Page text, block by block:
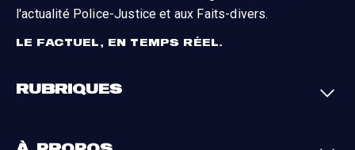
l'actualité Police-Justice et aux Faits-divers.
LE FACTUEL, EN TEMPS RÉEL.
RUBRIQUES